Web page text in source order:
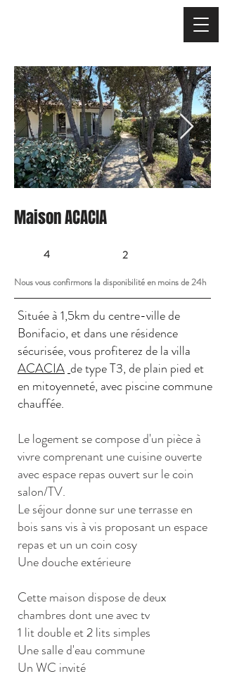
Maison ACACIA
4 2
Nous vous confirmons la disponibilité en moins de 24h
Située à 1,5km du centre-ville de
Bonifacio, et dans une résidence
sécurisée, vous profiterez de la villa
ACACIA de type T3, de plain pied et
en mitoyenneté, avec piscine commune
chauffée.
Le logement se compose d'un pièce à
vivre comprenant une cuisine ouverte
avec espace repas ouvert sur le coin
salon/TV.
Le séjour donne sur une terrasse en
bois sans vis à vis proposant un espace
repas et un un coin cosy
Une douche extérieure
Cette maison dispose de deux
chambres dont une avec tv
1 lit double et 2 lits simples
Une salle d'eau commune
Un WC invité